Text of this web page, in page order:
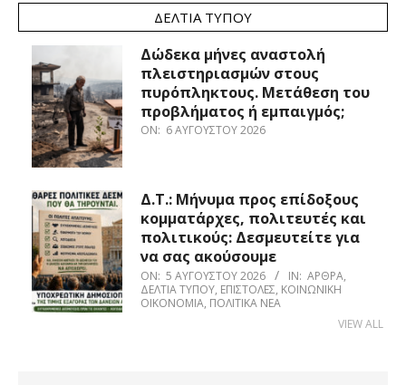
ΔΕΛΤΊΑ ΤΎΠΟΥ
Δώδεκα μήνες αναστολή
πλειστηριασμών στους
πυρόπληκτους. Μετάθεση του
προβλήματος ή εμπαιγμός;
ON: 6 ΑΥΓΟΎΣΤΟΥ 2026
Δ.Τ.: Μήνυμα προς επίδοξους
κομματάρχες, πολιτευτές και
πολιτικούς: Δεσμευτείτε για
να σας ακούσουμε
ON: 5 ΑΥΓΟΎΣΤΟΥ 2026 IN: ΆΡΘΡΑ,
ΔΕΛΤΊΑ ΤΎΠΟΥ, ΕΠΙΣΤΟΛΈΣ, ΚΟΙΝΩΝΙΚΉ
ΟΙΚΟΝΟΜΊΑ, ΠΟΛΙΤΙΚΆ ΝΈΑ
VIEW ALL